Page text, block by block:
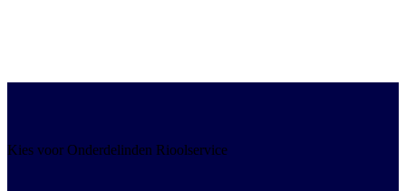
Kies voor Onderdelinden Rioolservice